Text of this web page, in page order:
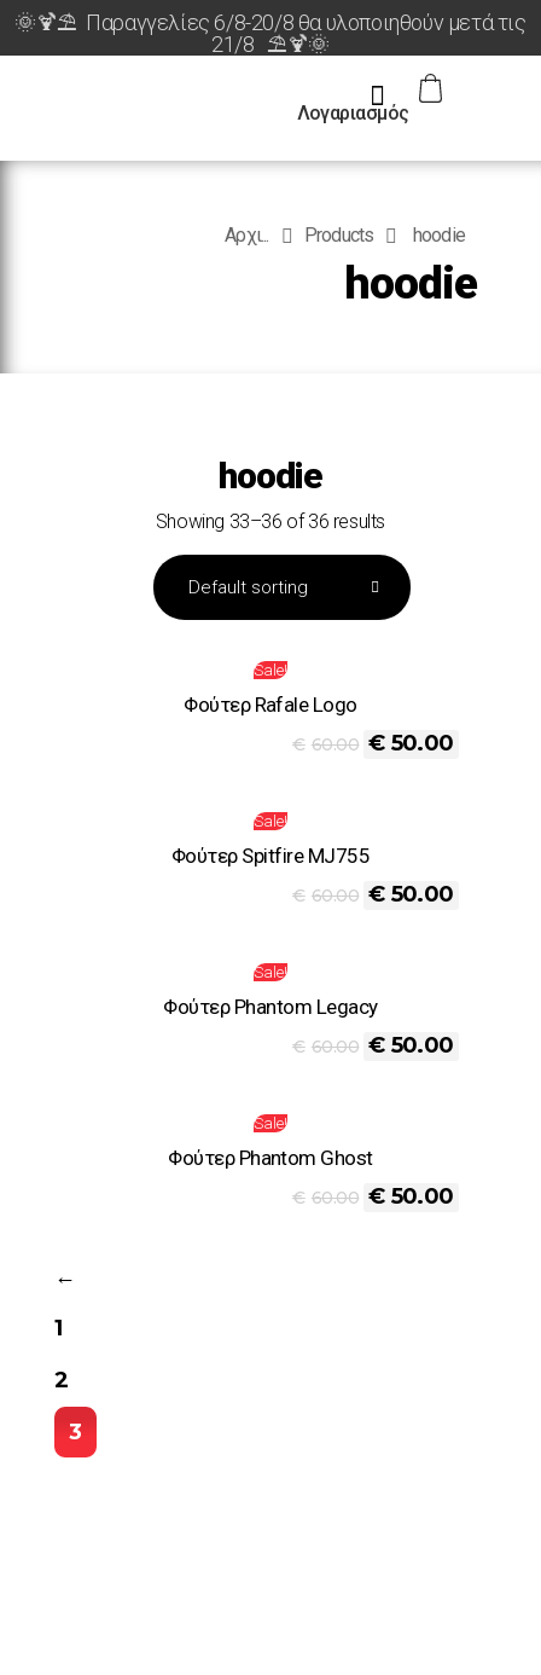
🌞🍹⛱️ Παραγγελίες 6/8-20/8 θα υλοποιηθούν μετά τις
21/8 ⛱️🍹🌞
Λογαριασμός
Αρχι... Products hoodie
hoodie
hoodie
Showing 33–36 of 36 results
Sale!
Φούτερ Rafale Logo
€ 60.00 € 50.00
Sale!
Φούτερ Spitfire MJ755
€ 60.00 € 50.00
Sale!
Φούτερ Phantom Legacy
€ 60.00 € 50.00
Sale!
Φούτερ Phantom Ghost
€ 60.00 € 50.00
←
1
2
3